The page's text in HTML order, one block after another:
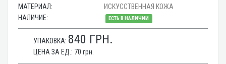
МАТЕРИАЛ:
ИСКУССТВЕННАЯ КОЖА
НАЛИЧИЕ:
ЕСТЬ В НАЛИЧИИ
УПАКОВКА: 840 ГРН.
ЦЕНА ЗА ЕД.: 70 грн.